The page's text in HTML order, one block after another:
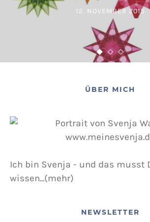
POSTED ON
12. NOVEMBER 2015
ÜBER MICH
Ich bin Svenja - und das musst
wissen...(mehr)
NEWSLETTER